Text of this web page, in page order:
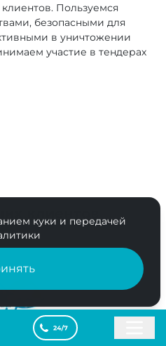
Пользуемся
безопасными для
в уничтожении
участие в тендерах
куки и передачей